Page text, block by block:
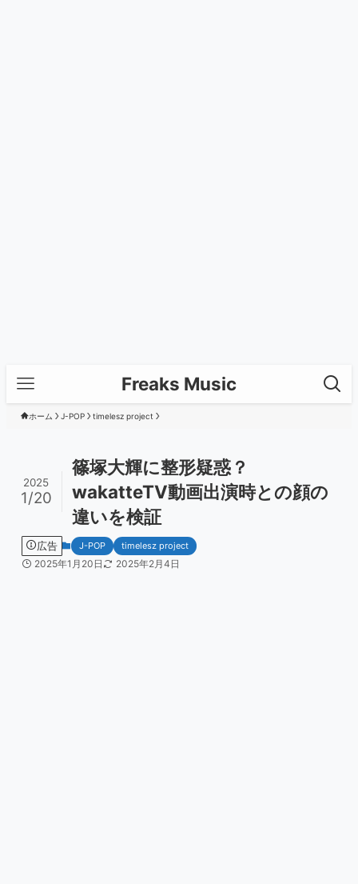
Freaks Music
ホーム J-POP timelesz project
篠塚大輝に整形疑惑？
wakatteTV動画出演時との顔の
違いを検証
2025
1/20
広告 J-POP timelesz project
2025年1月20日 2025年2月4日